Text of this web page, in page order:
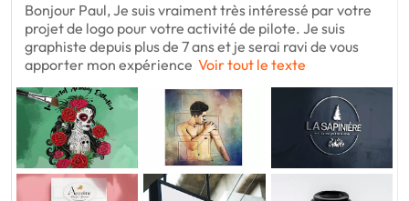
Bonjour Paul, Je suis vraiment très intéressé par votre
projet de logo pour votre activité de pilote. Je suis
graphiste depuis plus de 7 ans et je serai ravi de vous
apporter mon expérience Voir tout le texte